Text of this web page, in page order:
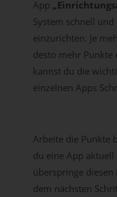
App
System schnell
einzurichten. Je
desto mehr Punkte
kannst du die
einzelnen Apps
Arbeite die Punkte
du eine App
überspringe
dem nächsten